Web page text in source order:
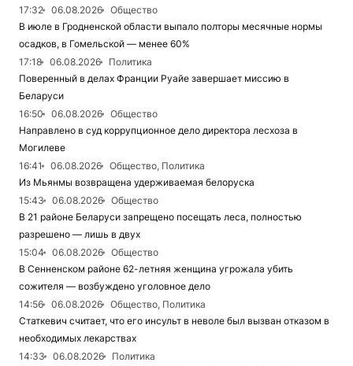
17:32
06.08.2026
Общество
В июле в Гродненской области выпало полторы месячные нормы
осадков, в Гомельской — менее 60%
17:18
06.08.2026
Политика
Поверенный в делах Франции Руайе завершает миссию в
Беларуси
16:50
06.08.2026
Общество
Направлено в суд коррупционное дело директора лесхоза в
Могилеве
16:41
06.08.2026
Общество, Политика
Из Мьянмы возвращена удерживаемая белоруска
15:43
06.08.2026
Общество
В 21 районе Беларуси запрещено посещать леса, полностью
разрешено — лишь в двух
15:04
06.08.2026
Общество
В Сенненском районе 62-летняя женщина угрожала убить
сожителя — возбуждено уголовное дело
14:56
06.08.2026
Общество, Политика
Статкевич считает, что его инсульт в неволе был вызван отказом в
необходимых лекарствах
14:33
06.08.2026
Политика